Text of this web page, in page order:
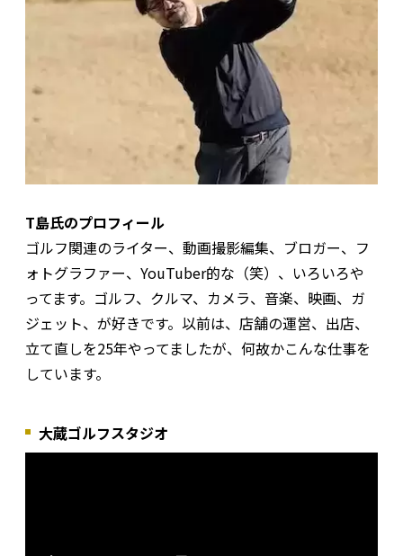
T島氏のプロフィール
ゴルフ関連のライター、動画撮影編集、ブロガー、フ
ォトグラファー、YouTuber的な（笑）、いろいろや
ってます。ゴルフ、クルマ、カメラ、音楽、映画、ガ
ジェット、が好きです。以前は、店舗の運営、出店、
立て直しを25年やってましたが、何故かこんな仕事を
しています。
大蔵ゴルフスタジオ